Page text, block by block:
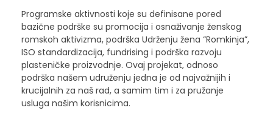
Programske aktivnosti koje su definisane pored
bazične podrške su promocija i osnaživanje ženskog
romskoh aktivizma, podrška Udrženju žena “Romkinja”,
ISO standardizacija, fundrising i podrška razvoju
plasteničke proizvodnje. Ovaj projekat, odnoso
podrška našem udruženju jedna je od najvažnijih i
krucijalnih za naš rad, a samim tim i za pružanje
usluga našim korisnicima.